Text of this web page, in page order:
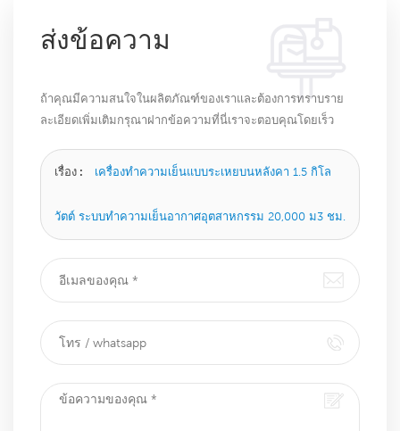
ส่งข้อความ
ถ้าคุณมีความสนใจในผลิตภัณฑ์ของเราและต้องการทราบราย
ละเอียดเพิ่มเติมกรุณาฝากข้อความที่นี่เราจะตอบคุณโดยเร็ว
เรื่อง : เครื่องทำความเย็นแบบระเหยบนหลังคา 1.5 กิโล
วัตต์ ระบบทำความเย็นอากาศอุตสาหกรรม 20,000 ม3 ชม.